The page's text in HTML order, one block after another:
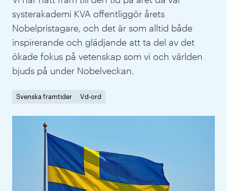
systerakademi KVA offentliggör årets
Nobelpristagare, och det är som alltid både
inspirerande och glädjande att ta del av det
ökade fokus på vetenskap som vi och världen
bjuds på under Nobelveckan.
Svenska framtider Vd-ord